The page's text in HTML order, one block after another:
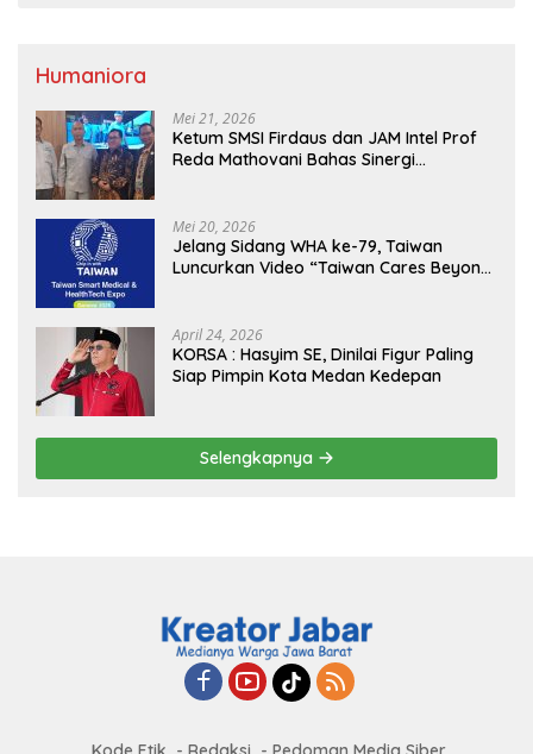
Humaniora
Mei 21, 2026
Ketum SMSI Firdaus dan JAM Intel Prof
Reda Mathovani Bahas Sinergi
MBG, Perkuat Pengawasan Program
Pemerintah
Mei 20, 2026
Jelang Sidang WHA ke-79, Taiwan
Luncurkan Video “Taiwan Cares Beyond
April 24, 2026
KORSA : Hasyim SE, Dinilai Figur Paling
Siap Pimpin Kota Medan Kedepan
Selengkapnya